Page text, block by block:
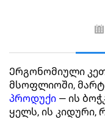
Ერგონომიული
მსოფლიოში,
პროდუქი — ის
ყელს, ის კიდური,